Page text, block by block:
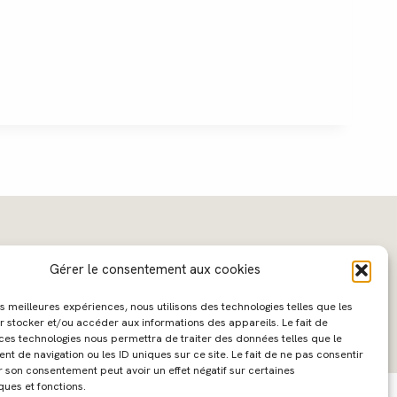
Gérer le consentement aux cookies
meilleures expériences, nous utilisons des technologies telles que les
stocker et/ou accéder aux informations des appareils. Le fait de
technologies nous permettra de traiter des données telles que le
de navigation ou les ID uniques sur ce site. Le fait de ne pas consentir
son consentement peut avoir un effet négatif sur certaines
et fonctions.
:Caroline Liabot- Hébergement :Azur Média